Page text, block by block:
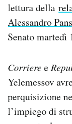
lettura della
Alessandro
Senato martedì
Corrieree
Yelemessov
perquisizione
l’impiego di